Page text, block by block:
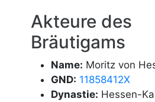
Akteure des
Bräutigams
Name: Moritz von
GND: 11858412X
Dynastie: Hessen-